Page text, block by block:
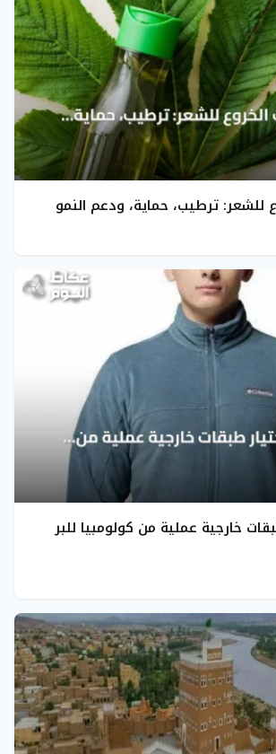
للشعر: ترطيب، حماية، ودعم النمو
خارجية عملية من كولومبيا للبر